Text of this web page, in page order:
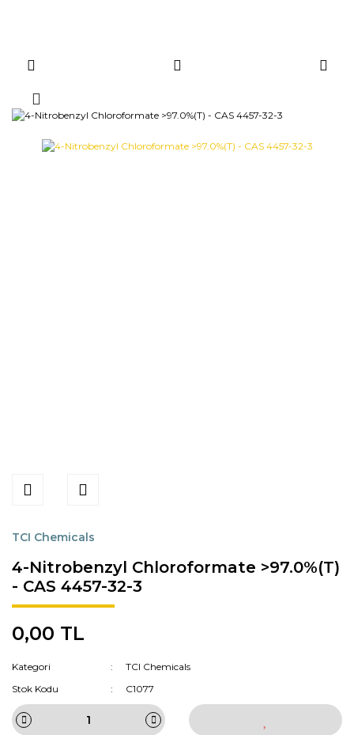
TCI Chemicals
4-Nitrobenzyl Chloroformate >97.0%(T)
- CAS 4457-32-3
0,00 TL
Kategori
TCI Chemicals
Stok Kodu
C1077